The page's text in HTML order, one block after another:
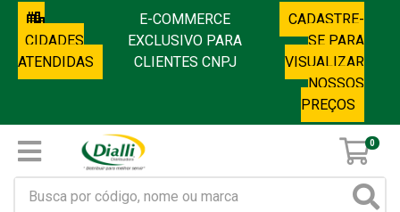
CIDADES
ATENDIDAS
E-COMMERCE
EXCLUSIVO PARA
CLIENTES CNPJ
CADASTRE-
SE PARA
VISUALIZAR
NOSSOS
PREÇOS
0